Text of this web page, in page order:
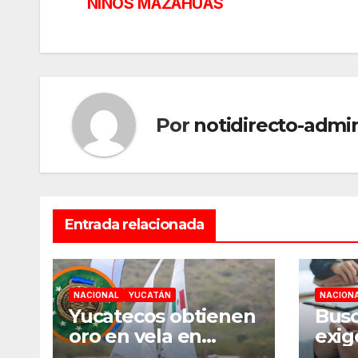
entradas
Por notidirecto-
Entrada relacionada
NACIONAL YUCATÁN
Yucatecos obtienen
oro en vela en